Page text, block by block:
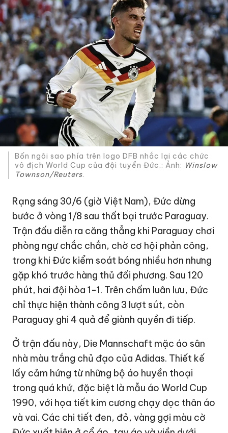
Bốn ngôi sao phía trên logo DFB nhắc lại các chức
vô địch World Cup của đội tuyển Đức.: Ảnh: Winslow
Townson/Reuters.
Rạng sáng 30/6 (giờ Việt Nam), Đức dừng
bước ở vòng 1/8 sau thất bại trước Paraguay.
Trận đấu diễn ra căng thẳng khi Paraguay chơi
phòng ngự chắc chắn, chờ cơ hội phản công,
trong khi Đức kiểm soát bóng nhiều hơn nhưng
gặp khó trước hàng thủ đối phương. Sau 120
phút, hai đội hòa 1-1. Trên chấm luân lưu, Đức
chỉ thực hiện thành công 3 lượt sút, còn
Paraguay ghi 4 quả để giành quyền đi tiếp.
Ở trận đấu này, Die Mannschaft mặc áo sân
nhà màu trắng chủ đạo của Adidas. Thiết kế
lấy cảm hứng từ những bộ áo huyền thoại
trong quá khứ, đặc biệt là mẫu áo World Cup
1990, với họa tiết kim cương chạy dọc thân áo
và vai. Các chi tiết đen, đỏ, vàng gợi màu cờ